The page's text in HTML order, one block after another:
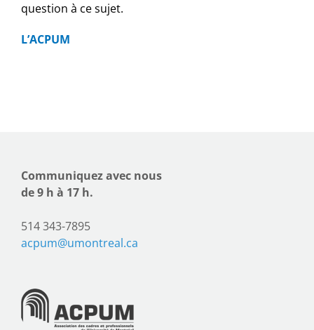
question à ce sujet.
L’ACPUM
Communiquez avec nous
de 9 h à 17 h.
514 343-7895
acpum@umontreal.ca